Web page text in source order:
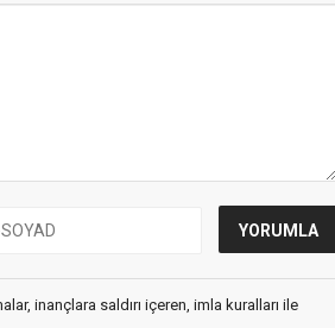
inançlara saldırı içeren, imla kuralları ile